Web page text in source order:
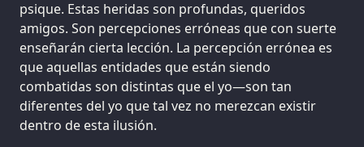
psique. Estas heridas son profundas, queridos
amigos. Son percepciones erróneas que con suerte
enseñarán cierta lección. La percepción errónea es
que aquellas entidades que están siendo
combatidas son distintas que el yo—son tan
diferentes del yo que tal vez no merezcan existir
dentro de esta ilusión.